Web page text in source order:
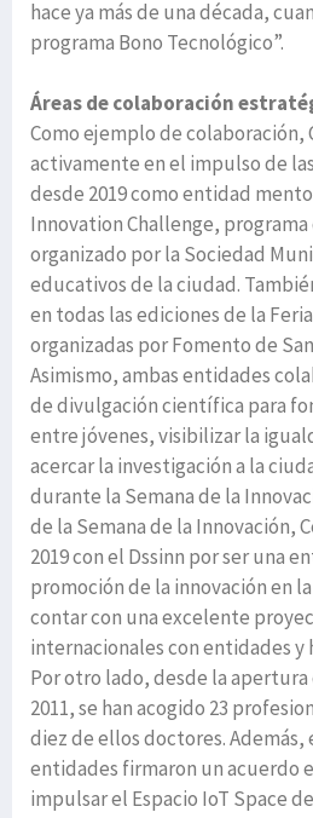
hace ya más de una década,
programa Bono Tecnológico”.
Áreas de colaboración
Como ejemplo de colaboración,
activamente en el impulso de
desde 2019 como entidad
Innovation Challenge,
organizado por la Sociedad
educativos de la ciudad.
en todas las ediciones de la
organizadas por Fomento de
Asimismo, ambas entidades
de divulgación científica para
entre jóvenes, visibilizar la
acercar la investigación a la
durante la Semana de la
de la Semana de la Innovación,
2019 con el Dssinn por ser una
promoción de la innovación en
contar con una excelente
internacionales con entidades y
Por otro lado, desde la
2011, se han acogido 23
diez de ellos doctores. Además,
entidades firmaron un acuerdo
impulsar el Espacio IoT Space